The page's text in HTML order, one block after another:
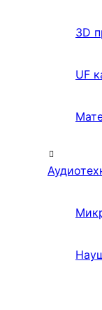
3D
UF